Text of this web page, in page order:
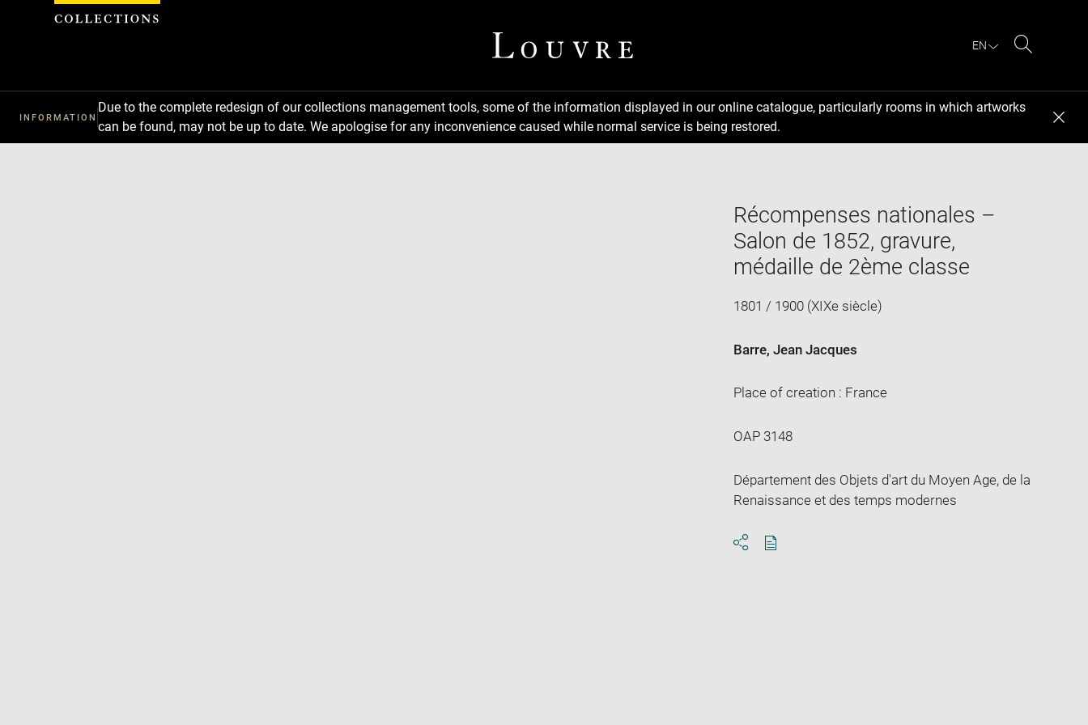
EN
INFORMATION
Due to the complete redesign of our collections management tools, some of the information displayed in our online catalogue, particularly rooms in which artworks
can be found, may not be up to date. We apologise for any inconvenience caused while normal service is being restored.
Récompenses nationales –
Salon de 1852, gravure,
médaille de 2ème classe
1801 / 1900 (XIXe siècle)
Barre, Jean Jacques
Place of creation : France
OAP 3148
Département des Objets d'art du Moyen Age, de la
Renaissance et des temps modernes
Cookies management panel